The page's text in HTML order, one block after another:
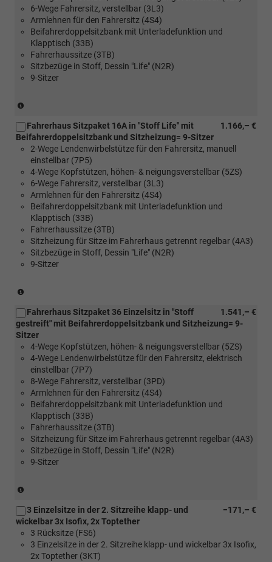
6-Wege Fahrersitz, verstellbar (3L3)
Armlehnen für den Fahrersitz (4S4)
Beifahrerdoppelsitzbank mit Unterladefunktion und
Klapptisch (33B)
Fahrerhaussitze (3TB)
Sitzbezüge in Stoff, Dessin "Life" (N2R)
9-Sitzer
Verbindung
mit
[FM4]
Trimlevel
Style
für
Transporter)
1.166,– €
Fahrerhaus Sitzpaket 16A in "Stoff Life" mit
Beifahrerdoppelsitzbank und Sitzheizung= 9-Sitzer
2-Wege Lendenwirbelstütze für den Fahrersitz, manuell
einstellbar (7P5)
4-Wege Kopfstützen, höhen- & neigungsverstellbar (5ZS)
6-Wege Fahrersitz, verstellbar (3L3)
Armlehnen für den Fahrersitz (4S4)
Beifahrerdoppelsitzbank mit Unterladefunktion und
Klapptisch (33B)
Fahrerhaussitze (3TB)
Sitzheizung für Sitze im Fahrerhaus getrennt regelbar (4A3)
Sitzbezüge in Stoff, Dessin "Life" (N2R)
9-Sitzer
Verbindung
mit
[FM4]
Trimlevel
Style
für
Transporter)
1.541,– €
Fahrerhaus Sitzpaket 36 Einzelsitz in "Stoff
gestreift" mit Beifahrerdoppelsitzbank und Sitzheizung= 9-
Sitzer
4-Wege Kopfstützen, höhen- & neigungsverstellbar (5ZS)
4-Wege Lendenwirbelstütze für den Fahrersitz, elektrisch
einstellbar (7P7)
8-Wege Fahrersitz, verstellbar (3PD)
Armlehnen für den Fahrersitz (4S4)
Beifahrerdoppelsitzbank mit Unterladefunktion und
Klapptisch (33B)
Fahrerhaussitze (3TB)
Sitzheizung für Sitze im Fahrerhaus getrennt regelbar (4A3)
Sitzbezüge in Stoff, Dessin "Life" (N2R)
9-Sitzer
Verbindung
mit
[FM4]
Trimlevel
Style
−171,– €
3 Einzelsitze in der 2. Sitzreihe klapp- und
wickelbar 3x Isofix, 2x Toptether
3 Rücksitze (FS6)
3 Einzelsitze in der 2. Sitzreihe klapp- und wickelbar 3x Isofix,
2x Toptether (3KT)